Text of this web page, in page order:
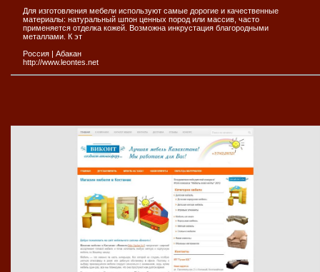
Для изготовления мебели используют самые дорогие и качественные
материалы: натуральный шпон ценных пород или массив, часто
применяется отделка кожей. Возможна инкрустация благородными
металлами. К эт
Россия
Абакан
http://www.leontes.net